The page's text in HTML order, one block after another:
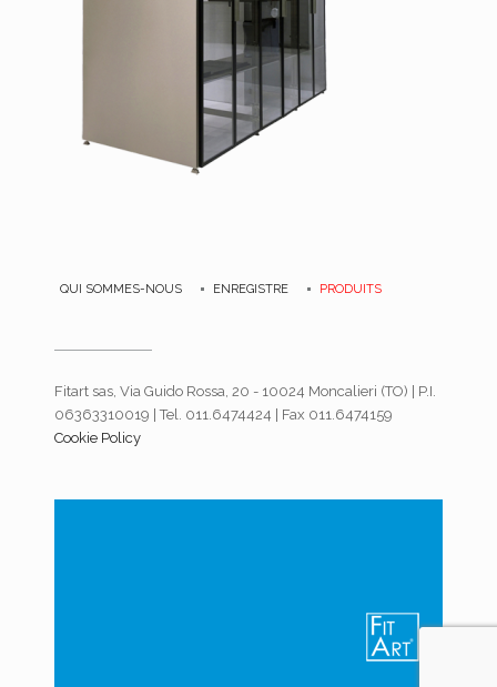
QUI SOMMES-NOUS ENREGISTRE PRODUITS
Fitart sas, Via Guido Rossa, 20 - 10024 Moncalieri (TO) | P.I.
06363310019 | Tel. 011.6474424 | Fax 011.6474159
Cookie Policy